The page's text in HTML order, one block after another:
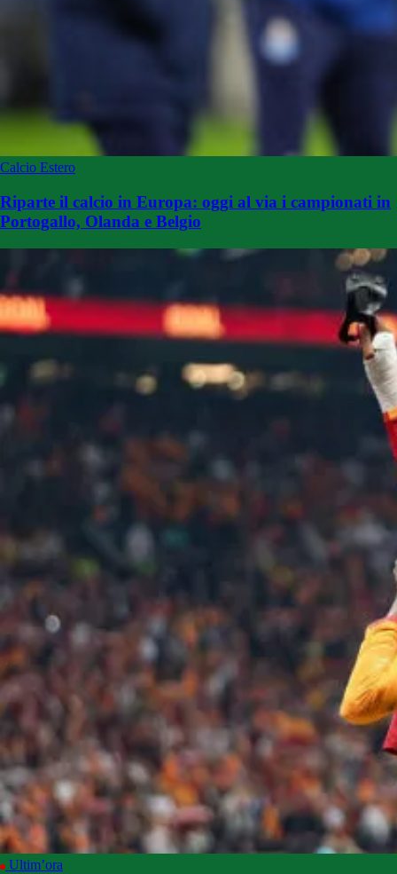
Calcio Estero
Riparte il calcio in Europa: oggi al via i campionati in
Portogallo, Olanda e Belgio
Ultim’ora